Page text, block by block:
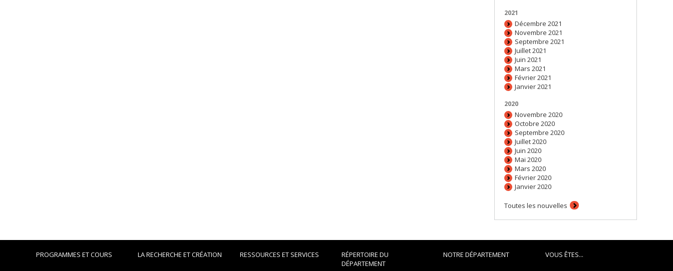
2021
Décembre 2021
Novembre 2021
Septembre 2021
Juillet 2021
Juin 2021
Mars 2021
Février 2021
Janvier 2021
2020
Novembre 2020
Octobre 2020
Septembre 2020
Juillet 2020
Juin 2020
Mai 2020
Mars 2020
Février 2020
Janvier 2020
Toutes les nouvelles
PROGRAMMES ET COURS LA RECHERCHE ET CRÉATION RESSOURCES ET SERVICES
RÉPERTOIRE DU
DÉPARTEMENT
NOTRE DÉPARTEMENT VOUS ÊTES...